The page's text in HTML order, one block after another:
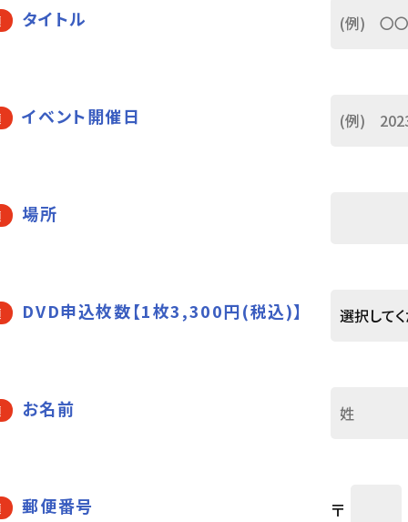
タイトル
イベント開催日
場所
DVD申込枚数【1枚3,300円(税込)】
お名前
郵便番号 〒